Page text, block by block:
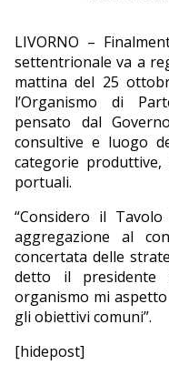
EDITORIALI
LIVORNO –
settentrionale va a
mattina del 25
l’Organismo di
pensato dal
consultive e luogo
categorie
portuali.
“Considero il
aggregazione al
concertata delle
detto il presidente
organismo mi
gli obiettivi comuni”.
[hidepost]